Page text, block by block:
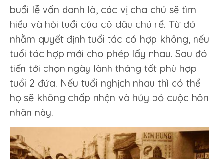
buổi lễ vấn danh là, các vị cha chú sẽ tìm
hiểu và hỏi tuổi của cô dâu chú rể. Từ đó
nhằm quyết định tuổi tác có hợp không, nếu
tuổi tác hợp mới cho phép lấy nhau. Sau đó
tiến tới chọn ngày lành tháng tốt phù hợp
tuổi 2 đứa. Nếu tuổi nghịch nhau thì có thể
họ sẽ không chấp nhận và hủy bỏ cuộc hôn
nhân này.